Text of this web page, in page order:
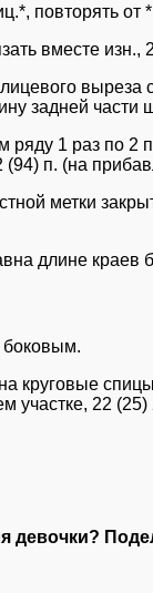
повторять от
вместе изн.,
задней части
1 раз по 2
п. (на
метки
длине краев
круговые
участке, 22
девочки?